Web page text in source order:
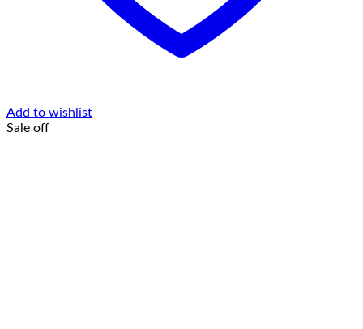
Add to wishlist
Sale off